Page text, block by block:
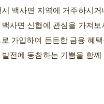
백사면 지역에 거주하시
사면 신협에 관심을 가져
가입하여 든든한 금융 혜
전에 동참하는 기쁨을 함